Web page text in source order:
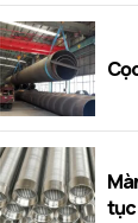
tục